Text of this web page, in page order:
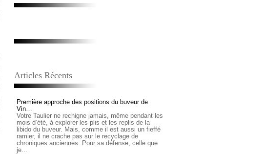
Articles Récents
Première approche des positions du buveur de
Vin…
Votre Taulier ne rechigne jamais, même pendant les
mois d’été, à explorer les plis et les replis de la
libido du buveur. Mais, comme il est aussi un fieffé
ramier, il ne crache pas sur le recyclage de
chroniques anciennes. Pour sa défense, celle que
je...